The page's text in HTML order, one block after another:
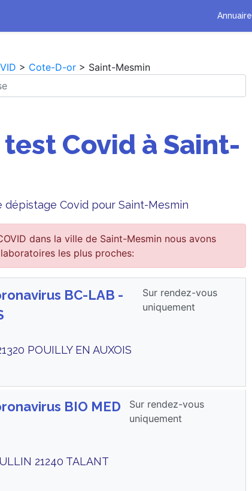
Annuaire
> Cote-D-or > Saint-Mesmin
Covid à Saint-
Covid pour Saint-Mesmin
dans la ville de Saint-Mesmin nous avons
les plus proches:
BC-LAB -
POUILLY EN AUXOIS
Sur rendez-vous
uniquement
BIO MED
21240 TALANT
Sur rendez-vous
uniquement